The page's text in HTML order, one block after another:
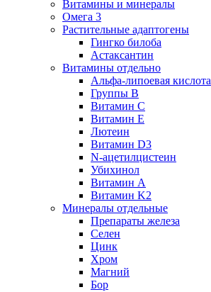
Витамины и минералы
Омега 3
Растительные адаптогены
Гингко билоба
Астаксантин
Витамины отдельно
Альфа-липоевая кислота
Группы B
Витамин С
Витамин Е
Лютеин
Витамин D3
N-ацетилцистеин
Убихинол
Витамин А
Витамин K2
Минералы отдельные
Препараты железа
Селен
Цинк
Хром
Магний
Бор